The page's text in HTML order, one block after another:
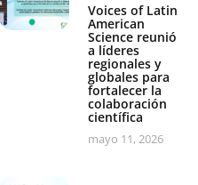
Voices of Latin
American
Science reunió
a líderes
regionales y
globales para
fortalecer la
colaboración
científica
mayo 11, 2026